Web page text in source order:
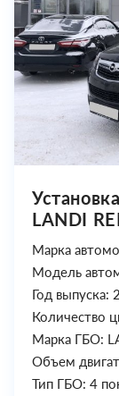
LANDI
Марка
Модель
Год выпуска:
Количество
Марка ГБО:
Объем
Тип ГБО: 4